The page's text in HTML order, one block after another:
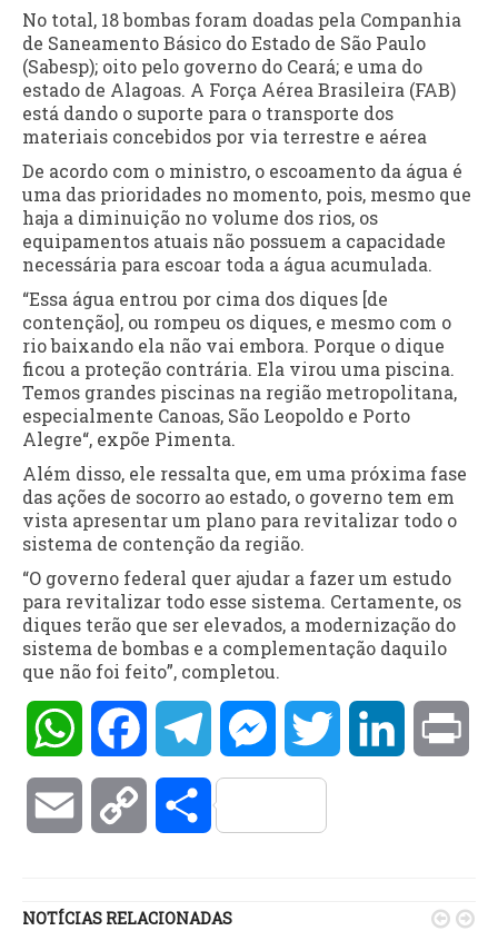
No total, 18 bombas foram doadas pela Companhia
de Saneamento Básico do Estado de São Paulo
(Sabesp); oito pelo governo do Ceará; e uma do
estado de Alagoas. A Força Aérea Brasileira (FAB)
está dando o suporte para o transporte dos
materiais concebidos por via terrestre e aérea
De acordo com o ministro, o escoamento da água é
uma das prioridades no momento, pois, mesmo que
haja a diminuição no volume dos rios, os
equipamentos atuais não possuem a capacidade
necessária para escoar toda a água acumulada.
“Essa água entrou por cima dos diques [de
contenção], ou rompeu os diques, e mesmo com o
rio baixando ela não vai embora. Porque o dique
ficou a proteção contrária. Ela virou uma piscina.
Temos grandes piscinas na região metropolitana,
especialmente Canoas, São Leopoldo e Porto
Alegre“, expõe Pimenta.
Além disso, ele ressalta que, em uma próxima fase
das ações de socorro ao estado, o governo tem em
vista apresentar um plano para revitalizar todo o
sistema de contenção da região.
“O governo federal quer ajudar a fazer um estudo
para revitalizar todo esse sistema. Certamente, os
diques terão que ser elevados, a modernização do
sistema de bombas e a complementação daquilo
que não foi feito”, completou.
WhatsAppFacebookTelegramMessengerTwitter LinkedIn
Email Copy Compartilhar
NOTÍCIAS RELACIONADAS  